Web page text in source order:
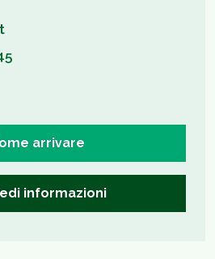
arrivare
informazioni